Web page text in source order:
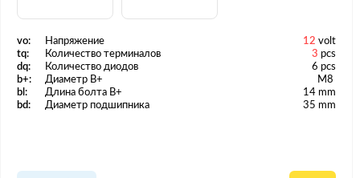
vo: Напряжение 12 volt
tq:
Количество терминалов 3 pcs
dq:
Количество диодов
6 pcs
b+:
Диаметр B+
M8
bl:
Длина болта B+
14 mm
bd:
Диаметр подшипника 35 mm